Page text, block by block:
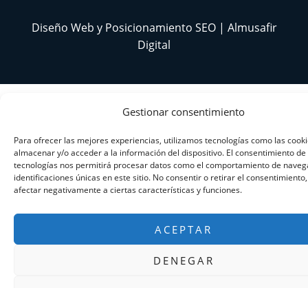
Gestionar consentimiento
Para ofrecer las mejores experiencias, utilizamos tecnologías como las
almacenar y/o acceder a la información del dispositivo. El consentimiento de
tecnologías nos permitirá procesar datos como el comportamiento de
identificaciones únicas en este sitio. No consentir o retirar el
afectar negativamente a ciertas características y funciones.
ACEPTAR
DENEGAR
Diseño Web y Posicionamiento SEO | Almusafir
Digital